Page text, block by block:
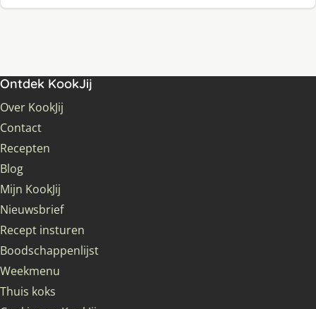
Ontdek KookJij
Over KookJij
Contact
Recepten
Blog
Mijn KookJij
Nieuwsbrief
Recept insturen
Boodschappenlijst
Weekmenu
Thuis koks